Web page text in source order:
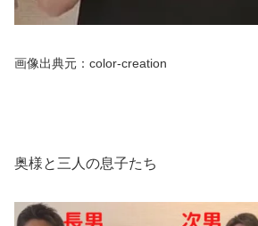
画像出典元：color-creation
奥様と三人の息子たち